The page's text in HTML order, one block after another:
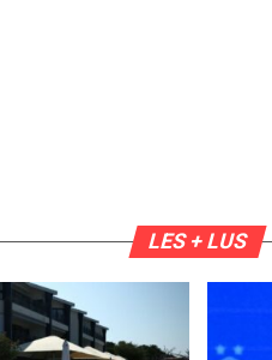
LES + LUS